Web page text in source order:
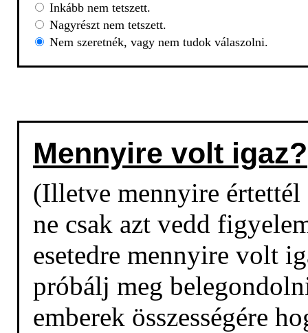
Inkább nem tetszett.
Nagyrészt nem tetszett.
Nem szeretnék, vagy nem tudok válaszolni.
Mennyire volt igaz?
(Illetve mennyire
ne csak azt vedd
esetedre mennyire volt
próbálj meg
emberek összességére